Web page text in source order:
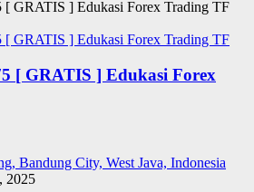
[ GRATIS ] Edukasi Forex
Bandung City, West Java, Indonesia
2025